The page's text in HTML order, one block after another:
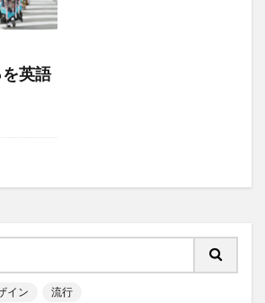
英語
イン 流行